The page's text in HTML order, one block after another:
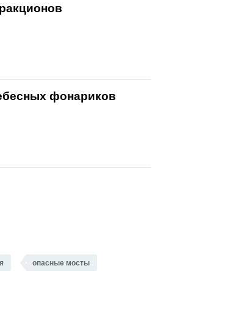
фонариков
опасные мосты